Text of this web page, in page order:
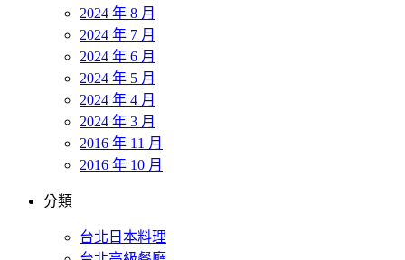
2024 年 8 月
2024 年 7 月
2024 年 6 月
2024 年 5 月
2024 年 4 月
2024 年 3 月
2016 年 11 月
2016 年 10 月
分類
台北日本料理